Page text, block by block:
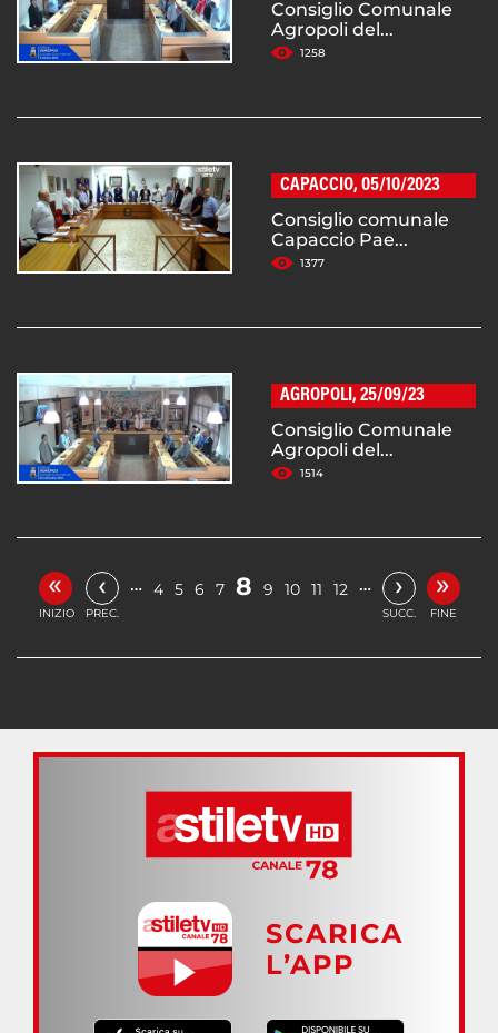
Consiglio Comunale
Agropoli del...
1258
CAPACCIO, 05/10/2023
Consiglio comunale
Capaccio Pae...
1377
AGROPOLI, 25/09/23
Consiglio Comunale
Agropoli del...
1514
«
INIZIO
‹
PREC.
… 4 5 6 7 8 9 10 11 12 … ›
SUCC.
»
FINE
SCARICA
L’APP